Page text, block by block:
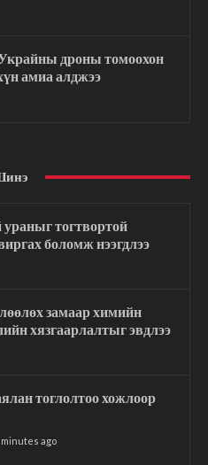
дроны томоохон
амиа алджээ
тогтвортой
боломж нээгдлээ
замаар химийн
хязгаарлалтыг эвдлээ
тоглолтоо хожлоор
minutes ago